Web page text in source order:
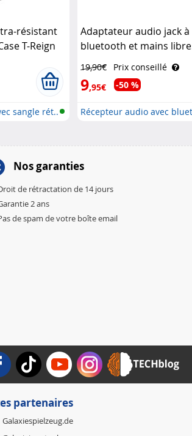
résistant
T-Reign
sangle rét..
Adaptateur audio jack
bluetooth et mains
Auvisio
19,90€ Prix conseillé
9,95€ -50 %
Récepteur audio avec
Nos garanties
de rétractation de 14 jours
2 ans
de spam de votre boîte email
partenaires
Galaxiespielzeug.de